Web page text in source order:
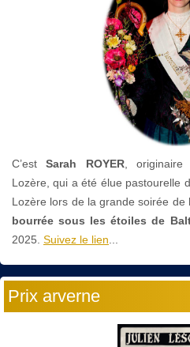
C’estSarah ROYER, originaire
Lozère, qui a été élue pastourelle
Lozère lors de la grande soirée de
bourrée sous les étoiles de
2025. Suivez le lien...
Prix arverne